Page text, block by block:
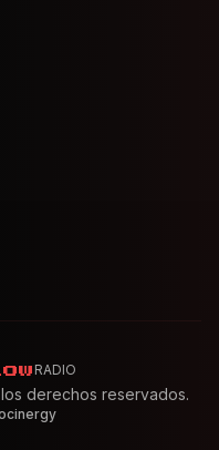
RADIO
derechos reservados.